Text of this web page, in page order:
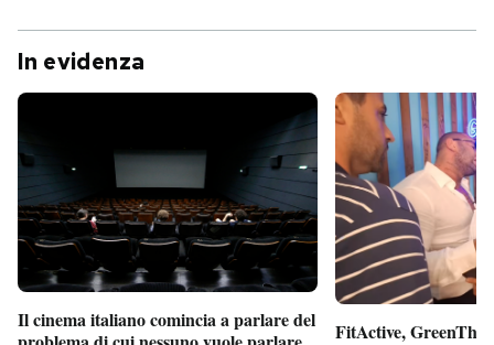
In evidenza
Il cinema italiano comincia a parlare del
FitActive,